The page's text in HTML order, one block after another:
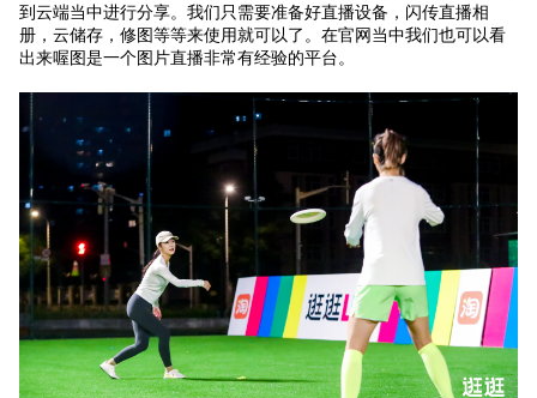
关于我们
立即预约HOT
到云端当中进行分享。我们只需要准备好直播设备，闪传直播相
册，云储存，修图等等来使用就可以了。在官网当中我们也可以看
出来喔图是一个图片直播非常有经验的平台。